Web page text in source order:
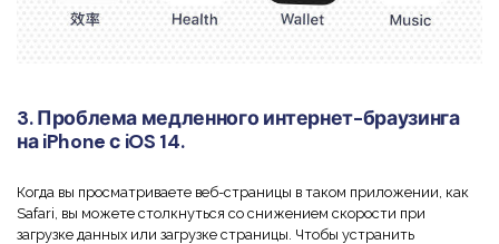
3. Проблема медленного интернет-браузинга
на iPhone с iOS 14.
Когда вы просматриваете веб-страницы в таком приложении, как
Safari, вы можете столкнуться со снижением скорости при
загрузке данных или загрузке страницы. Чтобы устранить